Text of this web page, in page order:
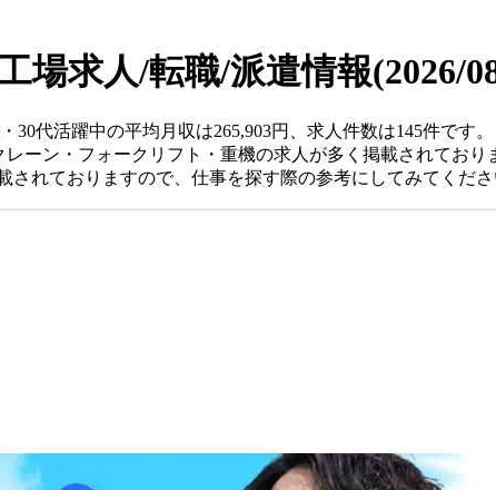
場求人/転職/派遣情報(2026/
30代活躍中の平均月収は265,903円、求人件数は145件です
ーン・フォークリフト・重機の求人が多く掲載されており
れておりますので、仕事を探す際の参考にしてみてくだ